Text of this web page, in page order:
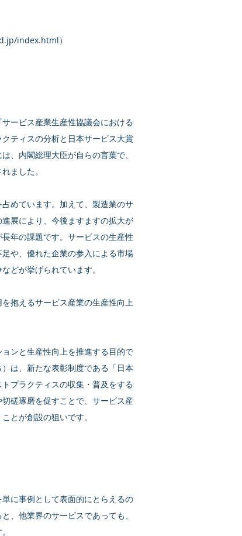
index.html）
ービス産業生産性協議会における
ティスの分析と日本サービス大賞
、内閣総理大臣が自らの言葉で、
ました。
めています。加えて、製造業のサ
展により、今後ますますの拡大が
年の課題です。サービスの生産性
や、優れた企業の参入による市場
どが挙げられています。
抱えるサービス産業の生産性向上
ンと生産性向上を推進する目的で
は、新たな表彰制度である「日本
プラクティスの収集・普及をする
磋琢磨を促すことで、サービス産
とが創設の狙いです。
に事例として表面的にとらえるの
、他業界のサービスであっても、